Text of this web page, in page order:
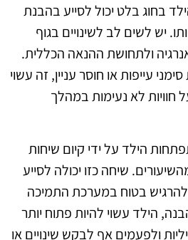
בחוג בלט יכול לסייע בהבנת
יש לשים לב לשינויים בגוף
ולתחושת ההנאה הכללית.
עייפות או חוסר עניין, זה עשוי
חוויות לא נעימות במהלך
הילד על ידי קיום שיחות
שיחה כזו יכולה לסייע
בטוח במערכת התמיכה
הילד עשוי להיות פתוח יותר
ולפעמים אף לבקש שינויים או